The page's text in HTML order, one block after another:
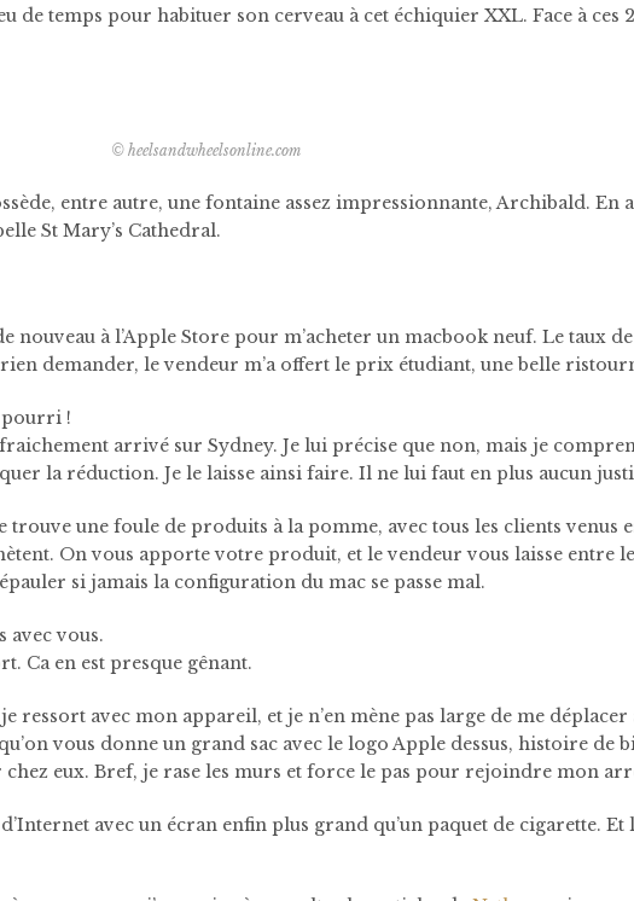
de temps pour habituer son cerveau à cet échiquier XXL. Face à ces
© heelsandwheelsonline.com
entre autre, une fontaine assez impressionnante, Archibald. En
St Mary’s Cathedral.
nouveau à l’Apple Store pour m’acheter un macbook neuf. Le taux
demander, le vendeur m’a offert le prix étudiant, une belle
pourri !
arrivé sur Sydney. Je lui précise que non, mais je
la réduction. Je le laisse ainsi faire. Il ne lui faut en plus aucun
trouve une foule de produits à la pomme, avec tous les clients venus
On vous apporte votre produit, et le vendeur vous laisse entre
si jamais la configuration du mac se passe mal.
avec vous.
Ca en est presque gênant.
ressort avec mon appareil, et je n’en mène pas large de me déplacer
vous donne un grand sac avec le logo Apple dessus, histoire de
chez eux. Bref, je rase les murs et force le pas pour rejoindre mon
avec un écran enfin plus grand qu’un paquet de cigarette. Et